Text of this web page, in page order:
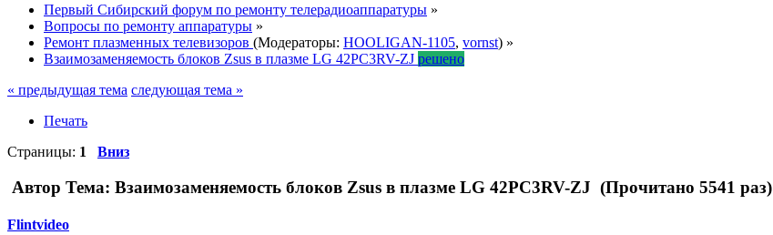
Первый Сибирский форум по ремонту телерадиоаппаратуры »
Вопросы по ремонту аппаратуры »
Ремонт плазменных телевизоров (Модераторы: HOOLIGAN-1105, vornst) »
Взаимозаменяемость блоков Zsus в плазме LG 42PC3RV-ZJ решено
« предыдущая тема следующая тема »
Печать
Страницы: 1 Вниз
Автор Тема: Взаимозаменяемость блоков Zsus в плазме LG 42PC3RV-ZJ (Прочитано 5541 раз)
Flintvideo